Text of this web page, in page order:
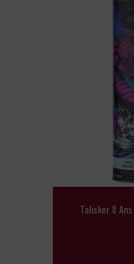
Talisker 8